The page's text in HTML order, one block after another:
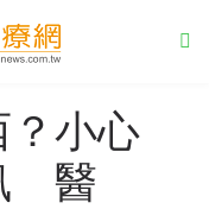
？小心
醫